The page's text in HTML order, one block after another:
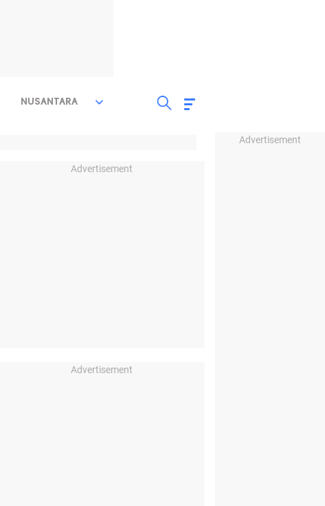
Advertisement
NUSANTARA
Advertisement
Advertisement